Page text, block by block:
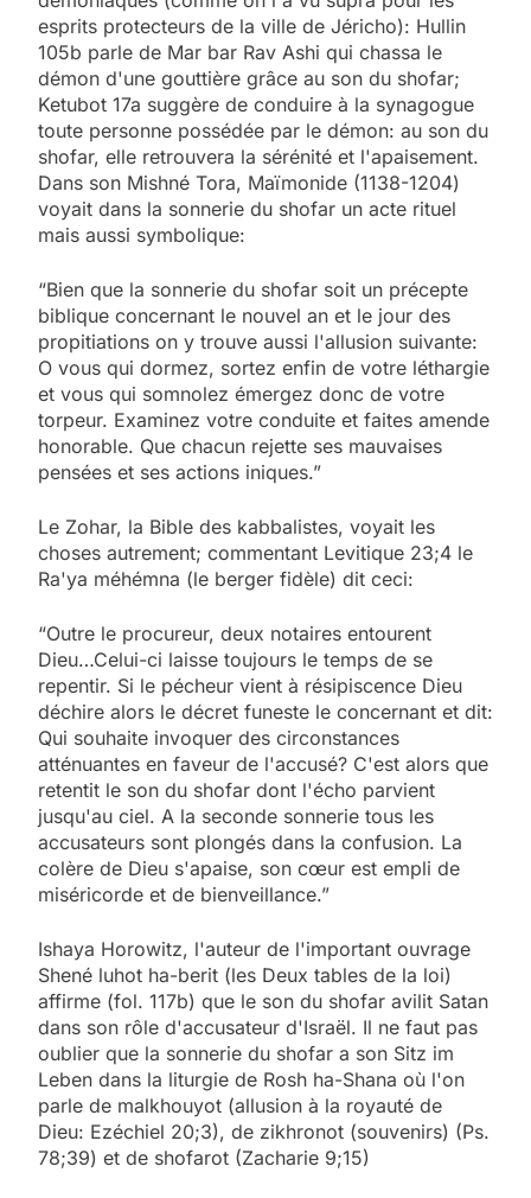
esprits protecteurs de la ville de Jéricho): Hullin
105b parle de Mar bar Rav Ashi qui chassa le
démon d'une gouttière grâce au son du shofar;
Ketubot 17a suggère de conduire à la synagogue
toute personne possédée par le démon: au son du
shofar, elle retrouvera la sérénité et l'apaisement.
Dans son Mishné Tora, Maïmonide (1138-1204)
voyait dans la sonnerie du shofar un acte rituel
mais aussi symbolique:
“Bien que la sonnerie du shofar soit un précepte
biblique concernant le nouvel an et le jour des
propitiations on y trouve aussi l'allusion suivante:
O vous qui dormez, sortez enfin de votre léthargie
et vous qui somnolez émergez donc de votre
torpeur. Examinez votre conduite et faites amende
honorable. Que chacun rejette ses mauvaises
pensées et ses actions iniques.”
Le Zohar, la Bible des kabbalistes, voyait les
choses autrement; commentant Levitique 23;4 le
Ra'ya méhémna (le berger fidèle) dit ceci:
“Outre le procureur, deux notaires entourent
Dieu…Celui-ci laisse toujours le temps de se
repentir. Si le pécheur vient à résipiscence Dieu
déchire alors le décret funeste le concernant et dit:
Qui souhaite invoquer des circonstances
atténuantes en faveur de l'accusé? C'est alors que
retentit le son du shofar dont l'écho parvient
jusqu'au ciel. A la seconde sonnerie tous les
accusateurs sont plongés dans la confusion. La
colère de Dieu s'apaise, son cœur est empli de
miséricorde et de bienveillance.”
Ishaya Horowitz, l'auteur de l'important ouvrage
Shené luhot ha-berit (les Deux tables de la loi)
affirme (fol. 117b) que le son du shofar avilit Satan
dans son rôle d'accusateur d'Israël. Il ne faut pas
oublier que la sonnerie du shofar a son Sitz im
Leben dans la liturgie de Rosh ha-Shana où l'on
parle de malkhouyot (allusion à la royauté de
Dieu: Ezéchiel 20;3), de zikhronot (souvenirs) (Ps.
78;39) et de shofarot (Zacharie 9;15)